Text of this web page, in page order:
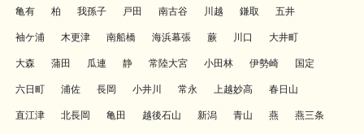
亀有 柏 我孫子 戸田 南古谷 川越 鎌取 五井
袖ケ浦 木更津 南船橋 海浜幕張 蕨 川口 大井町
大森 蒲田 瓜連 静 常陸大宮 小田林 伊勢崎 国定
六日町 浦佐 長岡 小井川 常永 上越妙高 春日山
直江津 北長岡 亀田 越後石山 新潟 青山 燕 燕三条